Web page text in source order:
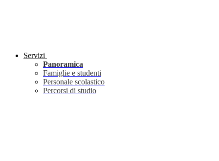
Servizi
Panoramica
Famiglie e studenti
Personale scolastico
Percorsi di studio